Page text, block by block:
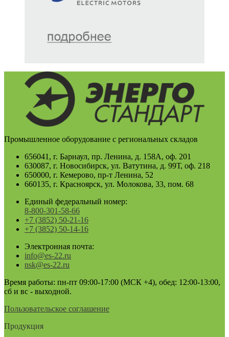
Промышленное оборудование с региональных складов
656041, г. Барнаул, пр. Ленина, д. 158А, оф. 201
630087, г. Новосибирск, ул. Ватутина, д. 99Т, оф. 218
650000, г. Кемерово, пр-т Ленина, 52
660135, г. Красноярск, ул. Молокова, 33, пом. 68
Единый федеральный номер:
8-800-301-58-66
+7 (3852) 50-21-16
+7 (3852) 50-14-16
Электронная почта:
info@es-22.ru
nsk@es-22.ru
Время работы: пн-пт 09:00-17:00 (МСК +4), обед: 12:00-13:00,
сб и вс - выходной.
Пользовательское соглашение
Продукция